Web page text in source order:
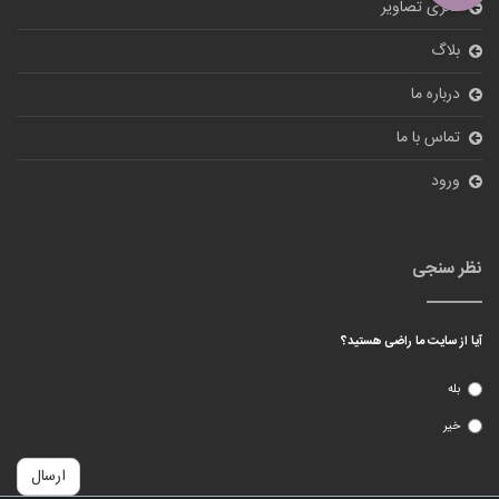
گالری تصاویر
بلاگ
درباره ما
تماس با ما
ورود
نظر سنجی
آیا از سایت ما راضی هستید؟
بله
خیر
ارسال